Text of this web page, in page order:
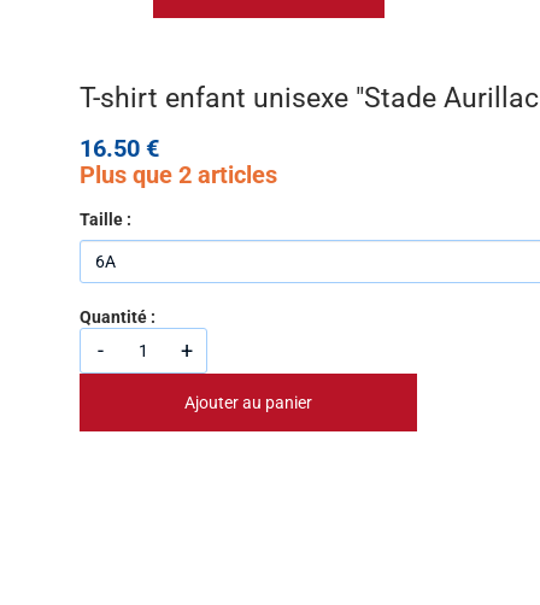
T-shirt enfant unisexe "Stade
16.50 €
Plus que 2 articles
Taille :
Quantité :
- +
Ajouter au panier